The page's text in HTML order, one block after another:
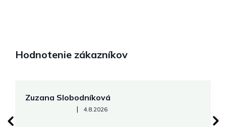
Hodnotenie zákazníkov
Zuzana Slobodníková
Hodnotenie obchodu je 5 z 5 hviezdičiek.
| 4.8.2026